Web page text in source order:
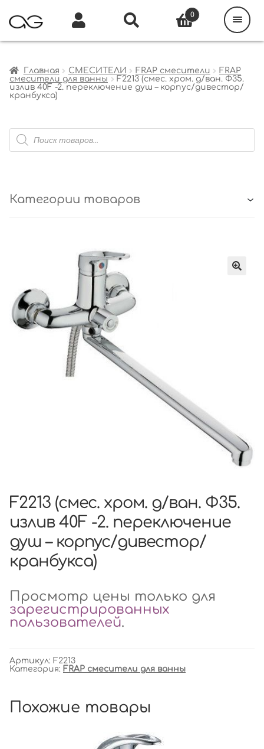
Главная СМЕСИТЕЛИ FRAP смесители
FRAP
смесители для ванны
F2213 (смес. хром. д/ван. Ф35.
излив 40F -2. переключение душ – корпус/дивестор/
кранбукса)
Поиск
товаров
Категории товаров
F2213 (смес. хром. д/ван. Ф35.
излив 40F -2. переключение
душ – корпус/дивестор/
кранбукса)
Просмотр цены только для
зарегистрированных
пользователей.
Артикул: F2213
Категория: FRAP смесители для ванны
Похожие товары
0